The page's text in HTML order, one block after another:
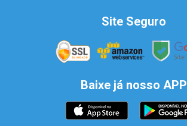
Site Seguro
Baixe já nosso APP